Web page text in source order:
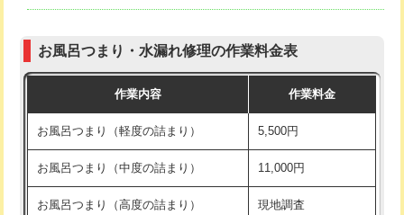
交換・取付（普通便座） 11,000円+材料費
交換・取付（温水洗浄便座） 16,500円+材料費
交換・取付(単水栓（壁付・デッキ
式）)
13,200円+材料費
交換・取付(混合水栓（壁付・デッキ
式・ワンホール）)
16,500円+材料費
お風呂つまり・水漏れ修理の作業料金表
作業内容 作業料金
お風呂つまり（軽度の詰まり） 5,500円
お風呂つまり（中度の詰まり） 11,000円
お風呂つまり（高度の詰まり） 現地調査